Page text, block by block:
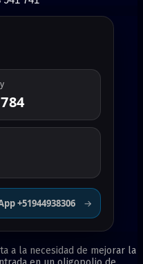
+51944938306 →
a la necesidad de mejorar la